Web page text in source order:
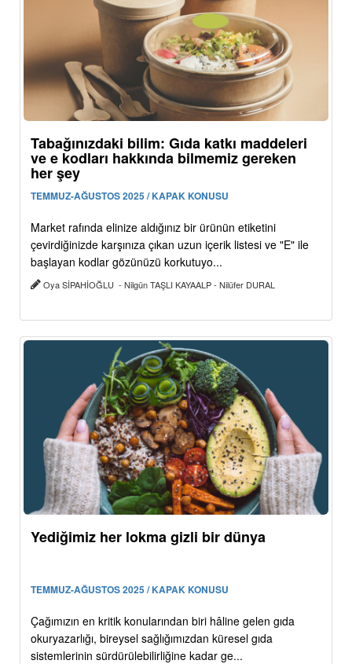
Tabağınızdaki bilim: Gıda katkı maddeleri
ve e kodları hakkında bilmemiz gereken
her şey
TEMMUZ-AĞUSTOS 2025 / KAPAK KONUSU
Market rafında elinize aldığınız bir ürünün etiketini
çevirdiğinizde karşınıza çıkan uzun içerik listesi ve "E" ile
başlayan kodlar gözünüzü korkutuyo...
Oya SİPAHİOĞLU - Nilgün TAŞLI KAYAALP - Nilüfer DURAL
Yediğimiz her lokma gizli bir dünya
TEMMUZ-AĞUSTOS 2025 / KAPAK KONUSU
Çağımızın en kritik konularından biri hâline gelen gıda
okuryazarlığı, bireysel sağlığımızdan küresel gıda
sistemlerinin sürdürülebilirliğine kadar ge...